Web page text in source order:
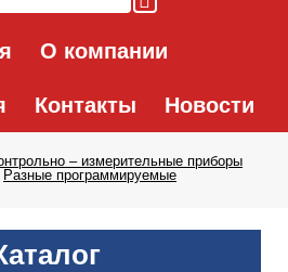
О компании
Контакты Новости
– измерительные приборы
Разные программируемые